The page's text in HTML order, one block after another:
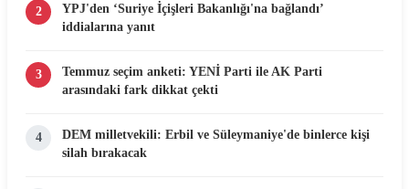
2
YPJ'den ‘Suriye İçişleri Bakanlığı'na bağlandı’
iddialarına yanıt
3
Temmuz seçim anketi: YENİ Parti ile AK Parti
arasındaki fark dikkat çekti
4
DEM milletvekili: Erbil ve Süleymaniye'de binlerce kişi
silah bırakacak